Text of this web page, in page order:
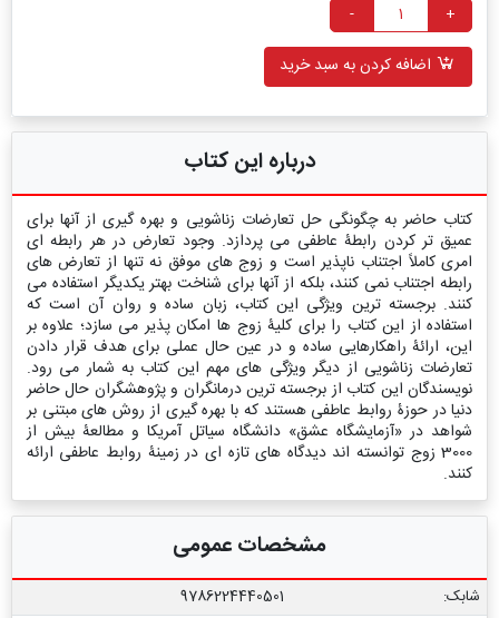
+
-
اضافه کردن به سبد خرید
درباره این کتاب
کتاب حاضر به چگونگی حل تعارضات زناشویی و بهره‏ گیری از آن‏ها برای
عمیق‏ تر کردن رابطۀ عاطفی می‏ پردازد. وجود تعارض در هر رابطه‏ ای
امری کاملاً اجتناب‏ ناپذیر است و زوج ‏های موفق نه‏ تنها از تعارض ‏های
رابطه اجتناب نمی ‏کنند، بلکه از آن‏ها برای شناخت بهتر یکدیگر استفاده می‏
کنند. برجسته‏ ترین ویژگی این کتاب، زبان ساده و روان آن است که
استفاده از این کتاب را برای کلیۀ زوج‏ ها امکان ‏پذیر می ‏سازد؛ علاوه بر
این، ارائۀ راهکارهایی ساده و در عین حال عملی برای هدف قرار دادن
تعارضات زناشویی از دیگر ویژگی ‏های مهم این کتاب به شمار می ‏رود.
نویسندگان این کتاب از برجسته‏ ترین درمانگران و پژوهشگران حال حاضر
دنیا در حوزۀ روابط عاطفی هستند که با بهره ‏گیری از روش‏ های مبتنی بر
شواهد در «آزمایشگاه عشق» دانشگاه سیاتل آمریکا و مطالعۀ بیش از
3000 زوج توانسته ‏اند دیدگاه ‏های تازه ‏ای در زمینۀ روابط عاطفی ارائه
کنند.
مشخصات عمومی
شابک:
9786224440501